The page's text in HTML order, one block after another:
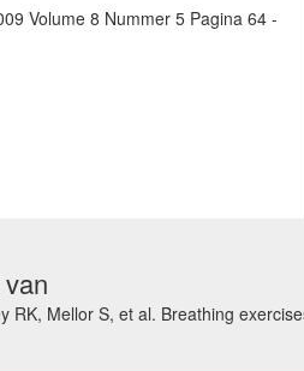
Volume 8 Nummer 5 Pagina 64 -
RK, Mellor S, et al. Breathing